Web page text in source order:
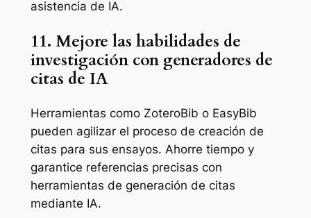
asistencia de IA.
11. Mejore las habilidades de
investigación con generadores de
citas de IA
Herramientas como ZoteroBib o EasyBib
pueden agilizar el proceso de creación de
citas para sus ensayos. Ahorre tiempo y
garantice referencias precisas con
herramientas de generación de citas
mediante IA.